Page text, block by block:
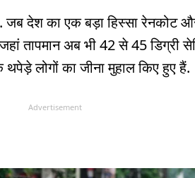
जब देश का एक बड़ा हिस्सा रेनकोट
तापमान अब भी 42 से 45 डिग्री
लोगों का जीना मुहाल किए हुए हैं.
Advertisement